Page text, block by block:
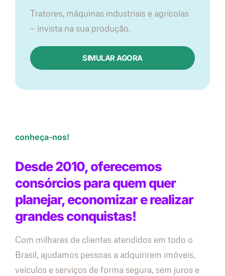
Tratores, máquinas industriais e agrícolas
— invista na sua produção.
SIMULAR AGORA
conheça-nos!
Desde 2010, oferecemos
consórcios para quem quer
planejar, economizar e realizar
grandes conquistas!
Com milhares de clientes atendidos em todo o
Brasil, ajudamos pessoas a adquirirem imóveis,
veículos e serviços de forma segura, sem juros e